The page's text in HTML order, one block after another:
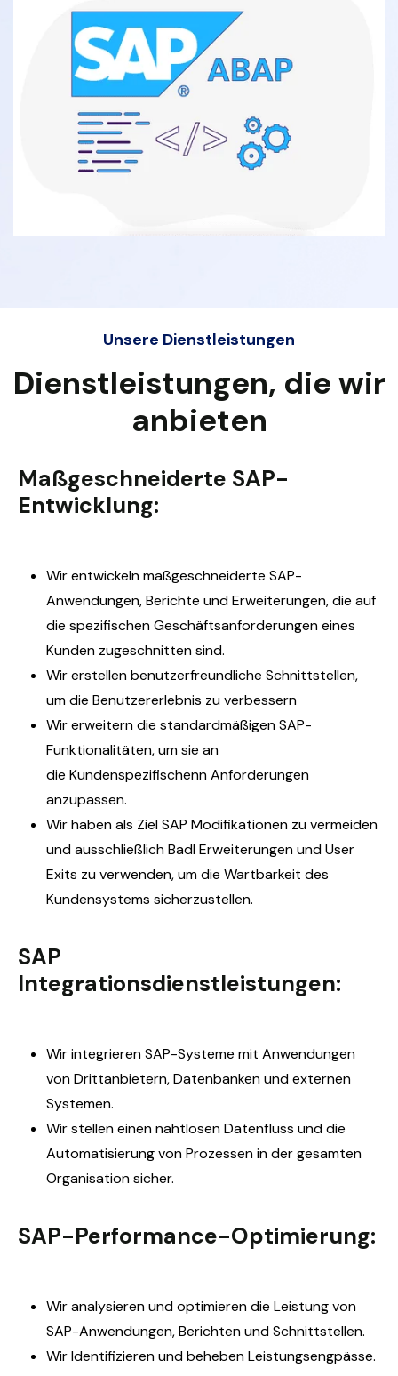
Unsere Dienstleistungen
Dienstleistungen, die wir
anbieten
Maßgeschneiderte SAP-
Entwicklung:
Wir entwickeln maßgeschneiderte SAP-
Anwendungen, Berichte und Erweiterungen, die auf
die spezifischen Geschäftsanforderungen eines
Kunden zugeschnitten sind.
Wir erstellen benutzerfreundliche Schnittstellen,
um die Benutzererlebnis zu verbessern
Wirerweitern die standardmäßigen SAP-
Funktionalitäten, um sie an
die Kundenspezifischenn Anforderungen
anzupassen.
Wir haben als Ziel SAP Modifikationen zu vermeiden
und ausschließlich BadI Erweiterungen und User
Exits zu verwenden, um die Wartbarkeit des
Kundensystems sicherzustellen.
SAP
Integrationsdienstleistungen:
Wir integrieren SAP-Systeme mit Anwendungen
von Drittanbietern, Datenbanken und externen
Systemen.
Wir stellen einen nahtlosen Datenfluss und die
Automatisierung von Prozessen in der gesamten
Organisation sicher.
SAP-Performance-Optimierung:
Wir analysieren und optimieren die Leistung von
SAP-Anwendungen, Berichten und Schnittstellen.
WirIdentifizieren und beheben Leistungsengpässe.